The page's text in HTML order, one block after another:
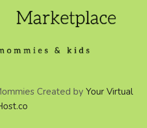
Created by Your Virtual